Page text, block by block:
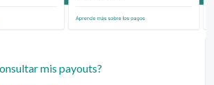
mis payouts?